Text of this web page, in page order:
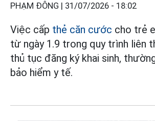
PHẠM ĐÔNG | 31/07/2026 - 18:02
Việc cấp thẻ căn cước cho trẻ
từ ngày 1.9 trong quy trình liên
thủ tục đăng ký khai sinh,
bảo hiểm y tế.